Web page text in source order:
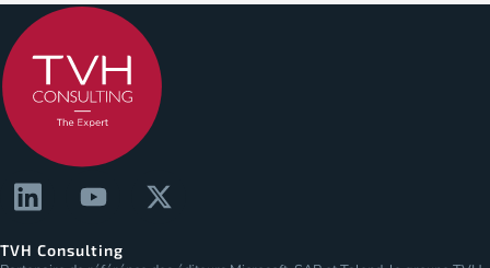
TVH Consulting